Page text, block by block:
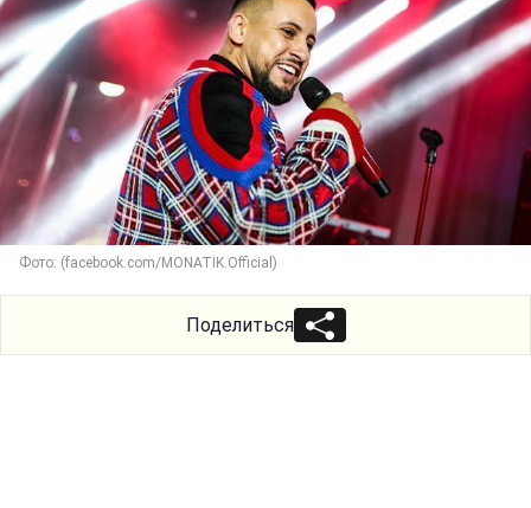
Фото: (facebook.com/MONATIK.Official)
Поделиться